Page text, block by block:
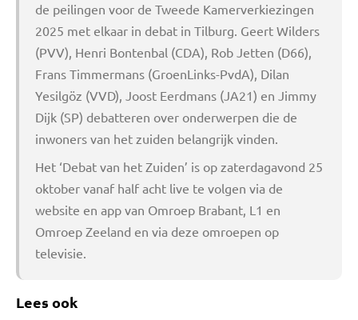
de peilingen voor de Tweede Kamerverkiezingen
2025 met elkaar in debat in Tilburg. Geert Wilders
(PVV), Henri Bontenbal (CDA), Rob Jetten (D66),
Frans Timmermans (GroenLinks-PvdA), Dilan
Yesilgöz (VVD), Joost Eerdmans (JA21) en Jimmy
Dijk (SP) debatteren over onderwerpen die de
inwoners van het zuiden belangrijk vinden.
Het ‘Debat van het Zuiden’ is op zaterdagavond 25
oktober vanaf half acht live te volgen via de
website en app van Omroep Brabant, L1 en
Omroep Zeeland en via deze omroepen op
televisie.
Lees ook